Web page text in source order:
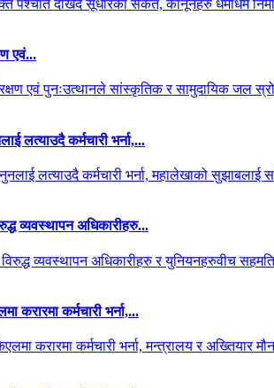
एवं...
लत्याउदै कर्मचारी भर्ना,...
व्यवस्थापन अधिकारीहरु...
करारमा कर्मचारी भर्ना,...